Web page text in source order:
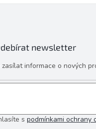
newsletter
informace o nových
s podmínkami ochrany